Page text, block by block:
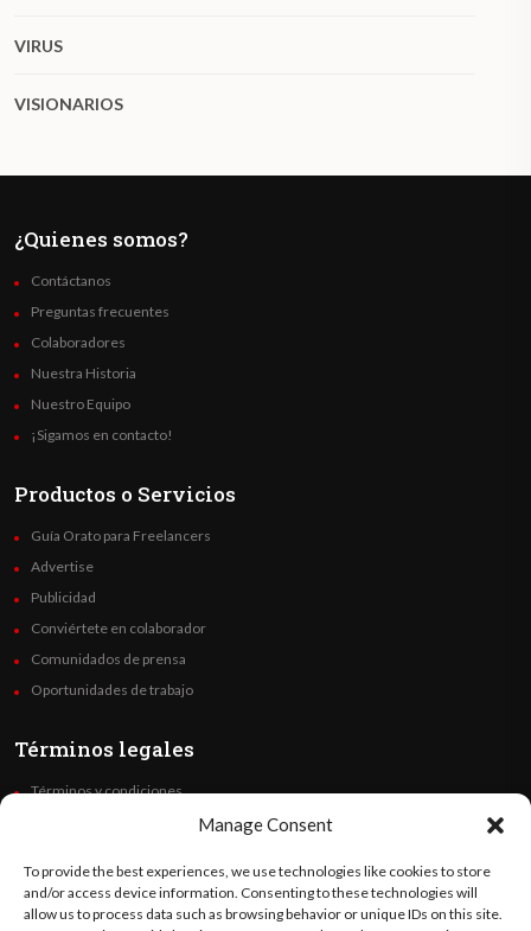
Manage Consent
To provide the best experiences, we use technologies like cookies to store
and/or access device information. Consenting to these technologies will
allow us to process data such as browsing behavior or unique IDs on this site.
VIRUS
VISIONARIOS
¿Quienes somos?
Contáctanos
Preguntas frecuentes
Colaboradores
Nuestra Historia
Nuestro Equipo
¡Sigamos en contacto!
Productos o Servicios
Guía Orato para Freelancers
Advertise
Publicidad
Conviértete en colaborador
Comunidados de prensa
Oportunidades de trabajo
Términos legales
Términos y condiciones
Code of Ethics